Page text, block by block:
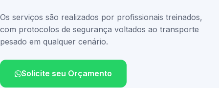
Os serviços são realizados por profissionais treinados,
com protocolos de segurança voltados ao transporte
pesado em qualquer cenário.
Solicite seu Orçamento